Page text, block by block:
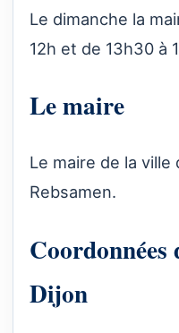
Le dimanche la
12h et de 13h30 à
Le maire
Le maire de la
Rebsamen.
Dijon